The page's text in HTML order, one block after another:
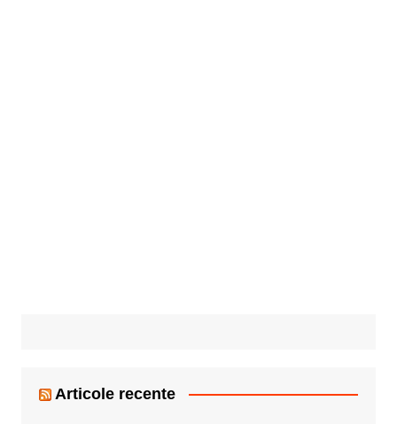
Articole recente